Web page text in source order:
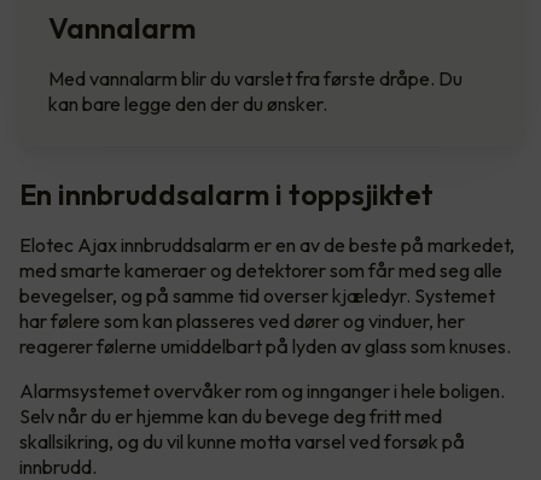
Vannalarm
Med vannalarm blir du varslet fra første dråpe. Du
kan bare legge den der du ønsker.
En innbruddsalarm i toppsjiktet
Elotec Ajax innbruddsalarm er en av de beste på markedet,
med smarte kameraer og detektorer som får med seg alle
bevegelser, og på samme tid overser kjæledyr. Systemet
har følere som kan plasseres ved dører og vinduer, her
reagerer følerne umiddelbart på lyden av glass som knuses.
Alarmsystemet overvåker rom og innganger i hele boligen.
Selv når du er hjemme kan du bevege deg fritt med
skallsikring, og du vil kunne motta varsel ved forsøk på
innbrudd.